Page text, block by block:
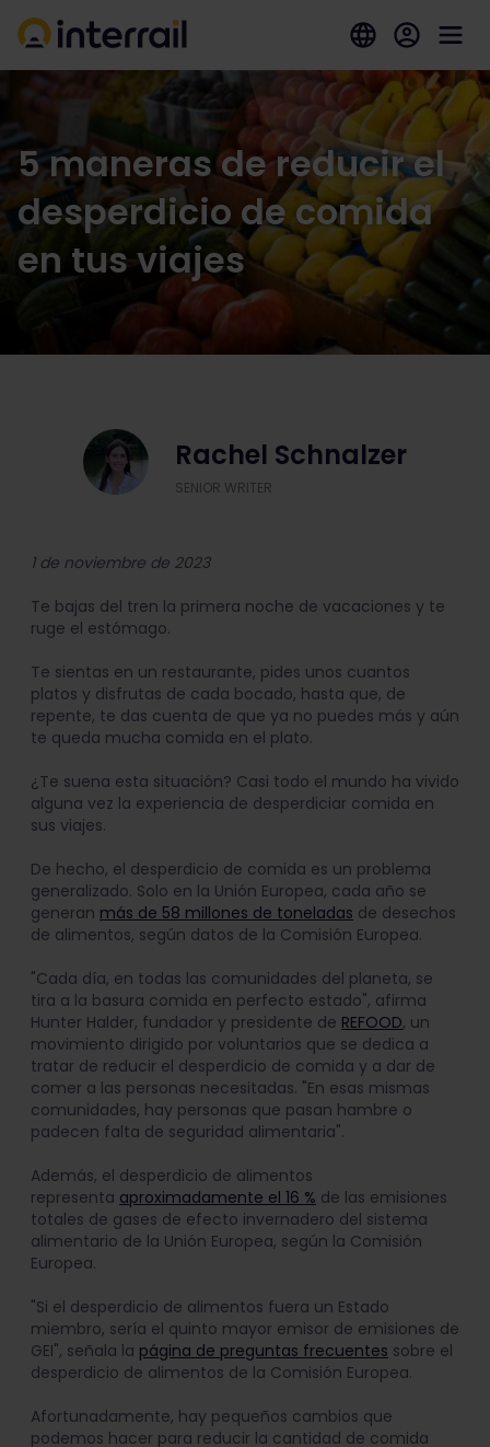
5 maneras de reducir el
desperdicio de comida
en tus viajes
Rachel Schnalzer
SENIOR WRITER
1 de noviembre de 2023
Te bajas del tren la primera noche de vacaciones y te
ruge el estómago.
Te sientas en un restaurante, pides unos cuantos
platos y disfrutas de cada bocado, hasta que, de
repente, te das cuenta de que ya no puedes más y aún
te queda mucha comida en el plato.
¿Te suena esta situación? Casi todo el mundo ha vivido
alguna vez la experiencia de desperdiciar comida en
sus viajes.
De hecho, el desperdicio de comida es un problema
generalizado. Solo en la Unión Europea, cada año se
generan más de 58 millones de toneladas de desechos
de alimentos, según datos de la Comisión Europea.
"Cada día, en todas las comunidades del planeta, se
tira a la basura comida en perfecto estado", afirma
Hunter Halder, fundador y presidente de REFOOD, un
movimiento dirigido por voluntarios que se dedica a
tratar de reducir el desperdicio de comida y a dar de
comer a las personas necesitadas. "En esas mismas
comunidades, hay personas que pasan hambre o
padecen falta de seguridad alimentaria".
Además, el desperdicio de alimentos
representa aproximadamente el 16 % de las emisiones
totales de gases de efecto invernadero del sistema
alimentario de la Unión Europea, según la Comisión
Europea.
"Si el desperdicio de alimentos fuera un Estado
miembro, sería el quinto mayor emisor de emisiones de
GEI", señala la página de preguntas frecuentes sobre el
desperdicio de alimentos de la Comisión Europea.
Afortunadamente, hay pequeños cambios que
podemos hacer para reducir la cantidad de comida